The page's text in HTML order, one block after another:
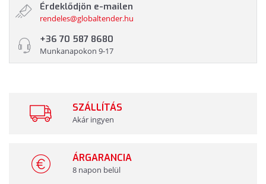
Érdeklődjön e-mailen
rendeles@globaltender.hu
+36 70 587 8680
Munkanapokon 9-17
SZÁLLÍTÁS
Akár ingyen
ÁRGARANCIA
8 napon belül